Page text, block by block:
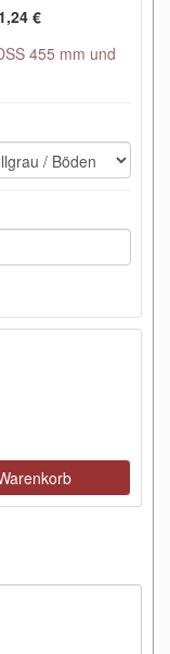
€
455 mm und